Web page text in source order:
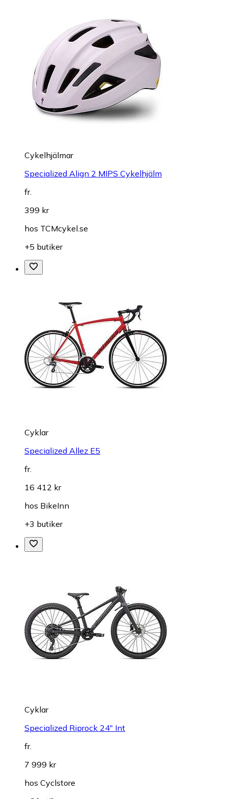
Cykelhjälmar
Specialized Align 2 MIPS Cykelhjälm
fr.
399 kr
hos TCMcykel.se
+5 butiker
Cyklar
Specialized Allez E5
fr.
16 412 kr
hos BikeInn
+3 butiker
Cyklar
Specialized Riprock 24" Int
fr.
7 999 kr
hos Cyclstore